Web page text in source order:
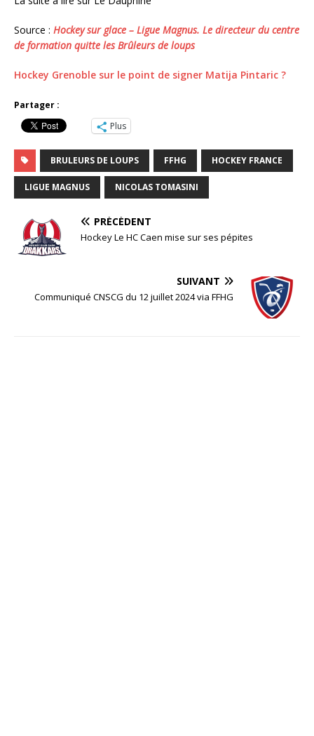
Source : Hockey sur glace – Ligue Magnus. Le directeur du centre
de formation quitte les Brûleurs de loups
Hockey Grenoble sur le point de signer Matija Pintaric ?
Partager :
Plus
BRULEURS DE LOUPS FFHG HOCKEY FRANCE
LIGUE MAGNUS NICOLAS TOMASINI
PRÉCÉDENT
Hockey Le HC Caen mise sur ses pépites
SUIVANT
Communiqué CNSCG du 12 juillet 2024 via FFHG